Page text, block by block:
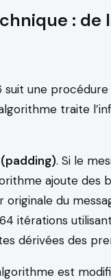
: de
suit une
traite
. Si le
ajoute
du
itérations
dérivées des
est